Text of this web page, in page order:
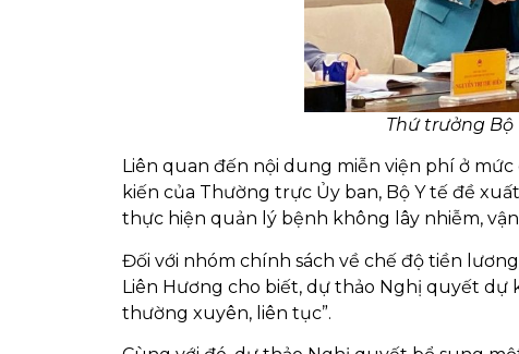
Thứ trưởng Bộ
Liên quan đến nội dung miễn viện phí ở
kiến của Thường trực Ủy ban, Bộ Y tế đề
thực hiện quản lý bệnh không lây nhiễm,
Đối với nhóm chính sách về chế độ tiền
Liên Hương cho biết, dự thảo Nghị quyết dự
thường xuyên, liên tục”.